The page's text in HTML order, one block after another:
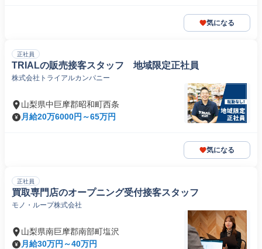
気になる
正社員
TRIALの販売接客スタッフ 地域限定正社員
株式会社トライアルカンパニー
山梨県中巨摩郡昭和町西条
月給20万6000円～65万円
気になる
正社員
買取専門店のオープニング受付接客スタッフ
モノ・ループ株式会社
山梨県南巨摩郡南部町塩沢
月給30万円～40万円